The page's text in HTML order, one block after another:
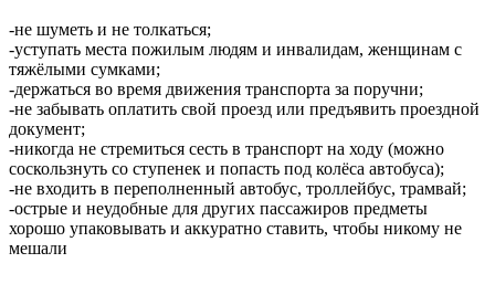
-не шуметь и не толкаться;
-уступать места пожилым людям и инвалидам, женщинам с
тяжёлыми сумками;
-держаться во время движения транспорта за поручни;
-не забывать оплатить свой проезд или предъявить проездной
документ;
-никогда не стремиться сесть в транспорт на ходу (можно
соскользнуть со ступенек и попасть под колёса автобуса);
-не входить в переполненный автобус, троллейбус, трамвай;
-острые и неудобные для других пассажиров предметы
хорошо упаковывать и аккуратно ставить, чтобы никому не
мешали